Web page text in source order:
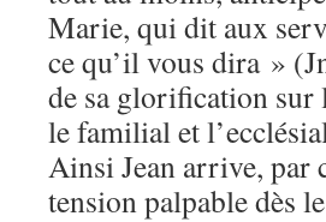
Marie, qui dit aux
ce qu’il vous dira »
de sa glorification sur
le familial et
Ainsi Jean arrive, par
tension palpable dès